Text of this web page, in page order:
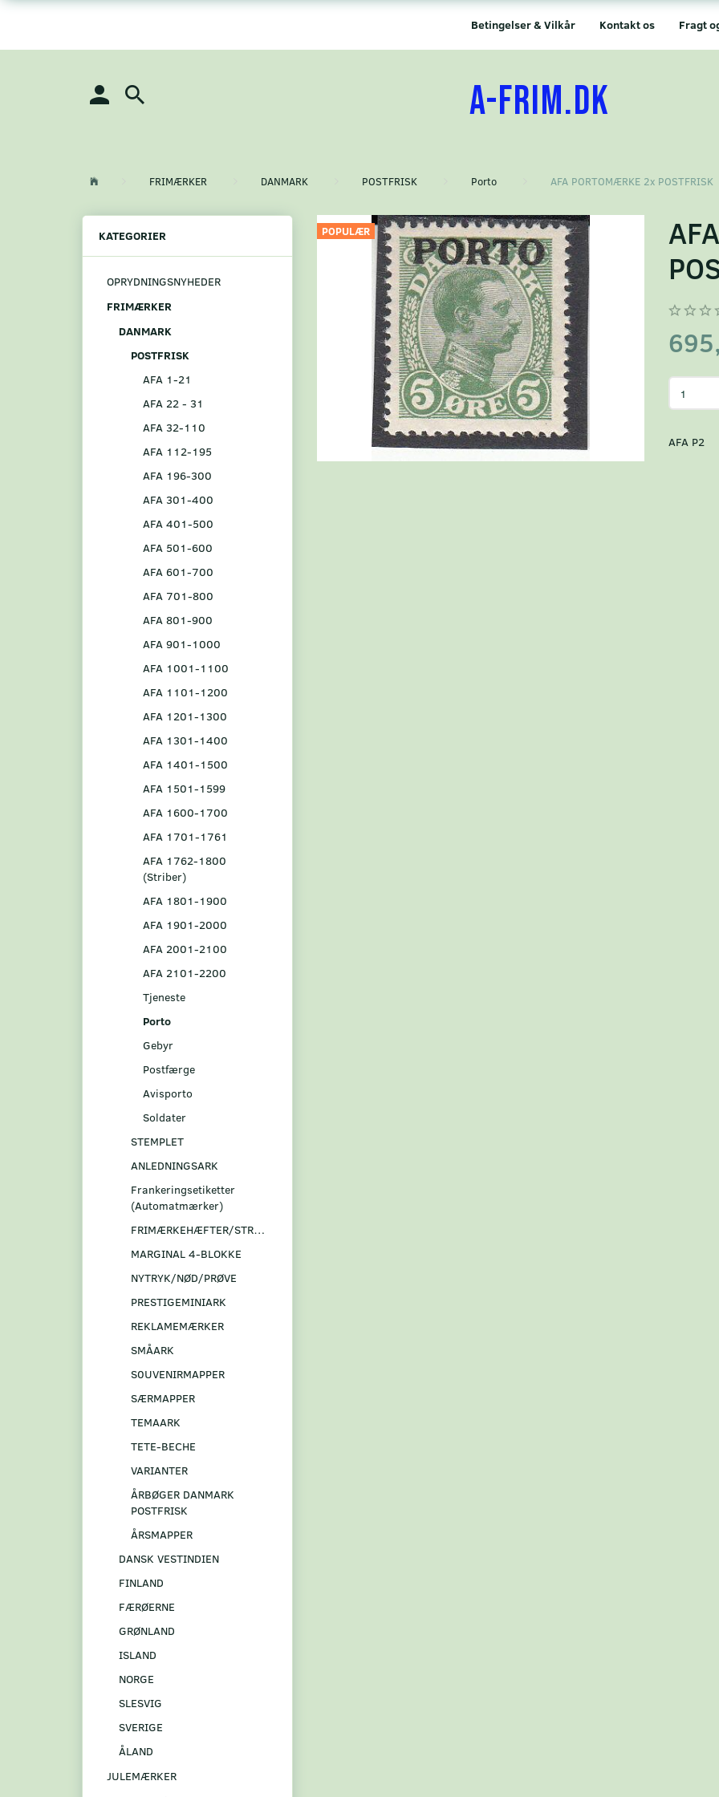
Fragt
Kontakt os
Betingelser & Vilkår
A-FRIM.DK
FRIMÆRKER DANMARK POSTFRISK Porto AFA PORTOMÆRKE 2x POSTFRISK
KATEGORIER
OPRYDNINGSNYHEDER
FRIMÆRKER
DANMARK
POSTFRISK
AFA 1-21
AFA 22 - 31
AFA 32-110
AFA 112-195
AFA 196-300
AFA 301-400
AFA 401-500
AFA 501-600
AFA 601-700
AFA 701-800
AFA 801-900
AFA 901-1000
AFA 1001-1100
AFA 1101-1200
AFA 1201-1300
AFA 1301-1400
AFA 1401-1500
AFA 1501-1599
AFA 1600-1700
AFA 1701-1761
AFA 1762-1800
(Striber)
AFA 1801-1900
AFA 1901-2000
AFA 2001-2100
AFA 2101-2200
Tjeneste
Porto
Gebyr
Postfærge
Avisporto
Soldater
STEMPLET
ANLEDNINGSARK
Frankeringsetiketter
(Automatmærker)
FRIMÆRKEHÆFTER/STRIBER
MARGINAL 4-BLOKKE
NYTRYK/NØD/PRØVE
PRESTIGEMINIARK
REKLAMEMÆRKER
SMÅARK
S0UVENIRMAPPER
SÆRMAPPER
TEMAARK
TETE-BECHE
VARIANTER
ÅRBØGER DANMARK
POSTFRISK
ÅRSMAPPER
DANSK VESTINDIEN
FINLAND
FÆRØERNE
GRØNLAND
ISLAND
NORGE
SLESVIG
SVERIGE
ÅLAND
JULEMÆRKER
POPULÆR
AFA P2